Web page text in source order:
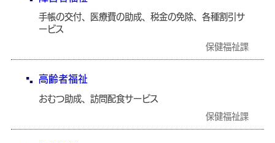
手帳の交付、医療費の助成、税金の免除、各種割引サ
ービス
保健福祉課
高齢者福祉
おむつ助成、訪問配食サービス
保健福祉課